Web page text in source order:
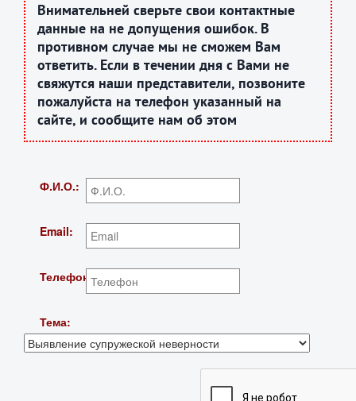
Внимательней сверьте свои контактные
данные на не допущения ошибок. В
противном случае мы не сможем Вам
ответить. Если в течении дня с Вами не
свяжутся наши представители, позвоните
пожалуйста на телефон указанный на
сайте, и сообщите нам об этом
Ф.И.О.:
Email:
Телефон:
Тема: